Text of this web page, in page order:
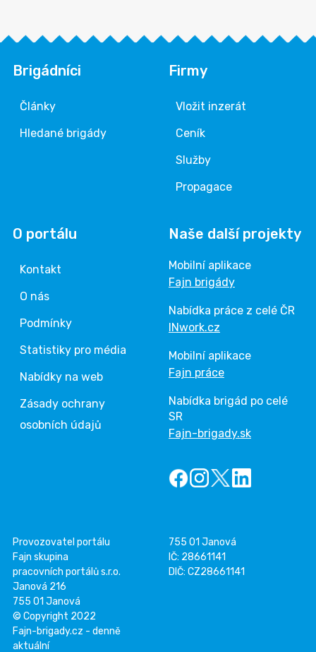
Brigádníci
Články
Hledané brigády
Firmy
Vložit inzerát
Ceník
Služby
Propagace
O portálu
Kontakt
O nás
Podmínky
Statistiky pro média
Nabídky na web
Zásady ochrany
osobních údajů
Naše další projekty
Mobilní aplikace
Fajn brigády
Nabídka práce z celé ČR
INwork.cz
Mobilní aplikace
Fajn práce
Nabídka brigád po celé
SR
Fajn-brigady.sk
Provozovatel portálu
Fajn skupina
pracovních portálů s.r.o.
Janová 216
755 01 Janová
755 01 Janová
IČ: 28661141
DIČ: CZ28661141
© Copyright 2022
Fajn-brigady.cz - denně
aktuální